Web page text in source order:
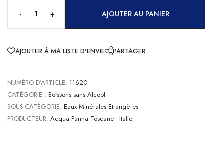
- + AJOUTER AU PANIER
AJOUTER À MA LISTE D'ENVIE PARTAGER
NUMÉRO D'ARTICLE: 11620
CATÉGORIE : Boissons sans Alcool
SOUS-CATÉGORIE: Eaux Minérales Etrangères
PRODUCTEUR: Acqua Panna Toscane - Italie